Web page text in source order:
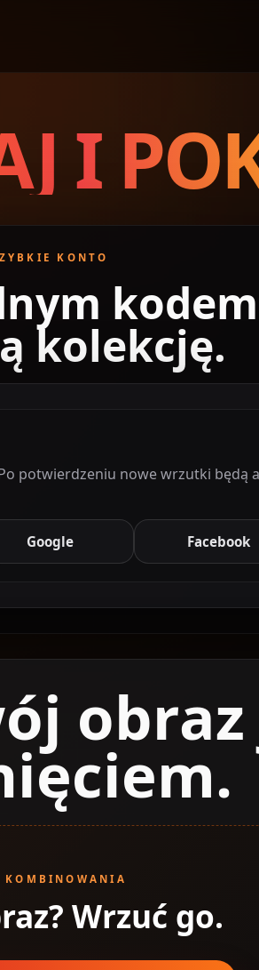
I
KONTO
kolekcję.
potwierdzeniu nowe wrzutki będą
Google Facebook
KOMBINOWANIA
Wrzuć go.